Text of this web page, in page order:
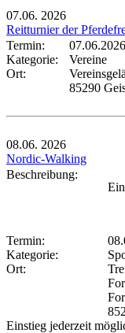
07.06. 2026
Reitturnier der
Termin:
07.06.2026
Kategorie:
Vereine
Ort:
85290
08.06. 2026
Nordic-Walking
Beschreibung:
Termin:
Kategorie:
Ort:
Einstieg jederzeit